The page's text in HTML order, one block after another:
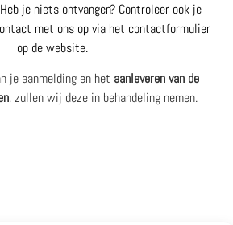
je niets ontvangen? Controleer ook je
met ons op via het contactformulier
op de website.
je aanmelding en het aanleveren van de
, zullen wij deze in behandeling nemen.